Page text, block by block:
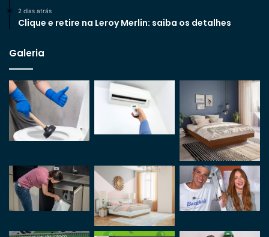
2 dias atrás
Clique e retire na Leroy Merlin: saiba os detalhes
Galeria